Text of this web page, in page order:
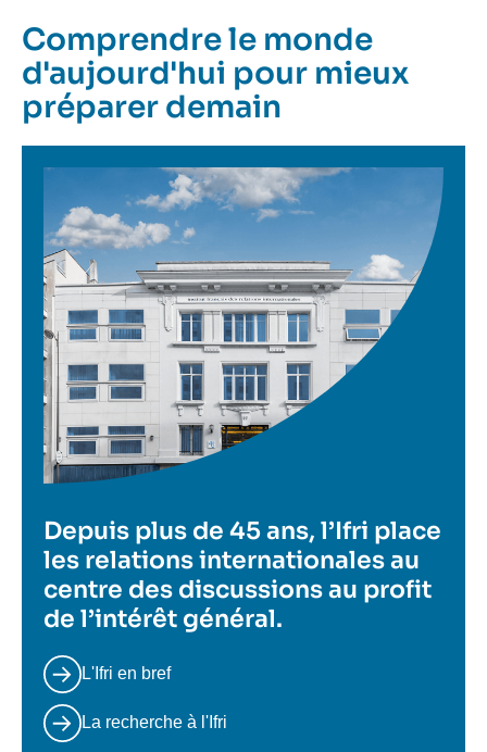
Comprendre le monde
d'aujourd'hui pour mieux
préparer demain
Image
Depuis plus de 45 ans, l’Ifri place
les relations internationales au
centre des discussions au profit
de l’intérêt général.
L'Ifri en bref
La recherche à l'Ifri